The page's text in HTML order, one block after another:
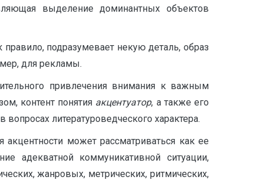
выделение доминантных объектов
подразумевает некую деталь, образ
для рекламы.
привлечения внимания к важным
контент понятия акцентуатор, а также его
литературоведческого характера.
акцентности может рассматриваться как ее
адекватной коммуникативной ситуации,
жанровых, метрических, ритмических,